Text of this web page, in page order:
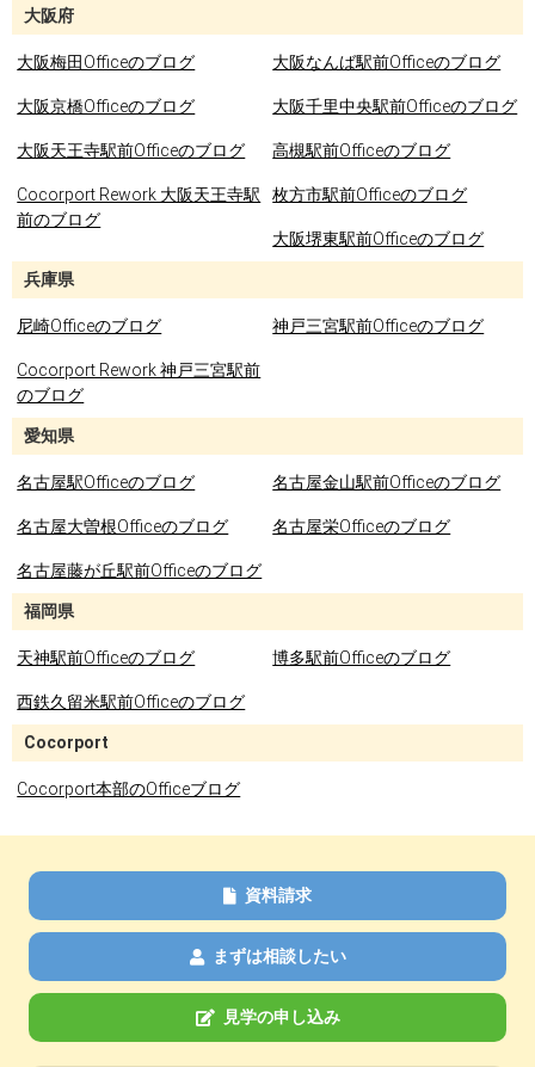
大阪府
大阪梅田Officeのブログ 大阪なんば駅前Officeのブログ
大阪京橋Officeのブログ 大阪千里中央駅前Officeのブログ
大阪天王寺駅前Officeのブログ 高槻駅前Officeのブログ
Cocorport Rework 大阪天王寺駅
前のブログ
枚方市駅前Officeのブログ
大阪堺東駅前Officeのブログ
兵庫県
尼崎Officeのブログ 神戸三宮駅前Officeのブログ
Cocorport Rework 神戸三宮駅前
のブログ
愛知県
名古屋駅Officeのブログ 名古屋金山駅前Officeのブログ
名古屋大曽根Officeのブログ 名古屋栄Officeのブログ
名古屋藤が丘駅前Officeのブログ
福岡県
天神駅前Officeのブログ 博多駅前Officeのブログ
西鉄久留米駅前Officeのブログ
Cocorport
Cocorport本部のOfficeブログ
資料請求
まずは相談したい
見学の申し込み